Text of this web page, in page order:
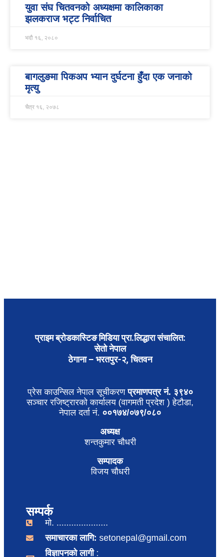
युवा संघ चितवनको अध्यक्षमा कालिकाका
झलकराज भट्ट निर्वाचित
भदौ १६, २०८०
बागलुङमा पिकअप भ्यान दुर्घटना हुँदा एक जनाको
मृत्यु
चैत्र १६, २०७८
प्राइम ब्रोडकास्टिङ मिडिया प्रा.लिद्धारा संचालित:
सेतो नेपाल
ठेगाना – भरतपुर-२, चितवन
प्रेस काउन्सिल नेपाल सूचीकरणप्रमाणपत्र नं. ३९४०
सञ्चार रजिष्ट्रारको कार्यालय (वागमती प्रदेश ) हेटौडा,
नेपाल दर्ता नं. ००१७४/०७९/०८०
अध्यक्ष
शन्तकुमार चौधरी
सम्पादक
विजय चौधरी
सम्पर्क
मो. .....................
समाचारका लागि: setonepal@gmail.com
विज्ञापनको लागी :